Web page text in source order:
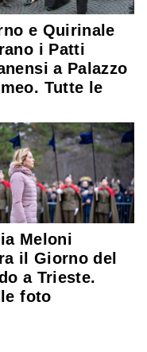
e Quirinale
i Patti
a Palazzo
Tutte le
Meloni
il Giorno del
a Trieste.
foto